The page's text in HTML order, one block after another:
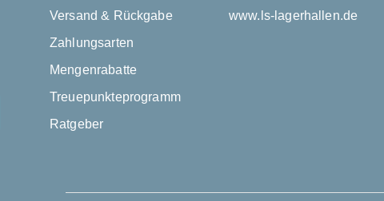
Versand & Rückgabe
Zahlungsarten
Mengenrabatte
Treuepunkteprogramm
Ratgeber
www.ls-lagerhallen.de